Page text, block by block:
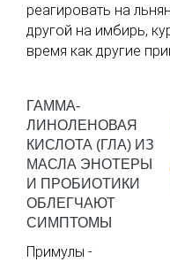
реагировать на
другой на имбирь,
время как другие
ГАММА-
ЛИНОЛЕНОВАЯ
КИСЛОТА (ГЛА) ИЗ
МАСЛА ЭНОТЕРЫ
И ПРОБИОТИКИ
ОБЛЕГЧАЮТ
СИМПТОМЫ
Примулы -